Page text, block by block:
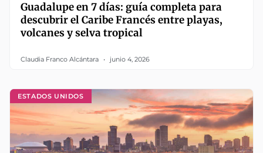
Guadalupe en 7 días: guía completa para
descubrir el Caribe Francés entre playas,
volcanes y selva tropical
Claudia Franco Alcántara junio 4, 2026
ESTADOS UNIDOS